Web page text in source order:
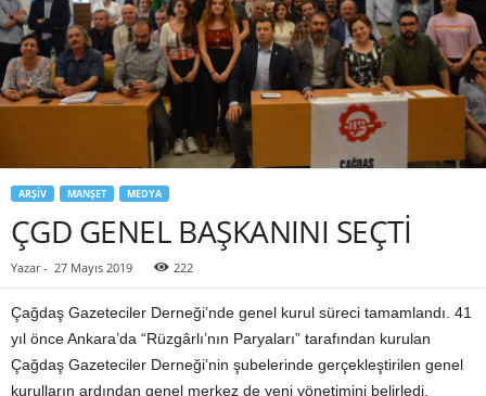
ARŞIV MANŞET MEDYA
ÇGD GENEL BAŞKANINI SEÇTİ
Yazar - 27 Mayıs 2019 222
Çağdaş Gazeteciler Derneği’nde genel kurul süreci tamamlandı. 41
yıl önce Ankara’da “Rüzgârlı’nın Paryaları” tarafından kurulan
Çağdaş Gazeteciler Derneği’nin şubelerinde gerçekleştirilen genel
kurulların ardından genel merkez de yeni yönetimini belirledi.